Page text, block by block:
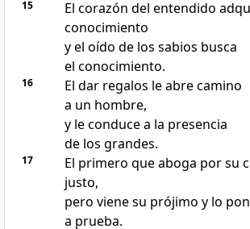
15
El corazón del entendido
conocimiento
y el oído de los sabios busca
el conocimiento.
16
El dar regalos le abre camino
a un hombre,
y le conduce a la presencia
de los grandes.
17
El primero que aboga por su
justo,
pero viene su prójimo y lo
a prueba.